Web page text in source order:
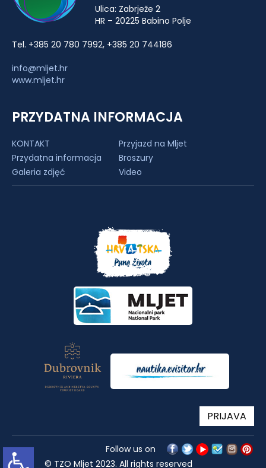
Ulica: Zabrježe 2
HR – 20225 Babino Polje
Tel. +385 20 780 7992, +385 20 744186
info@mljet.hr
www.mljet.hr
PRZYDATNA INFORMACJA
KONTAKT
Przyjazd na Mljet
Przydatna informacja
Broszury
Galeria zdjęć
Video
PRIJAVA
Follow us on
© TZO Mljet 2023. All rights reserved